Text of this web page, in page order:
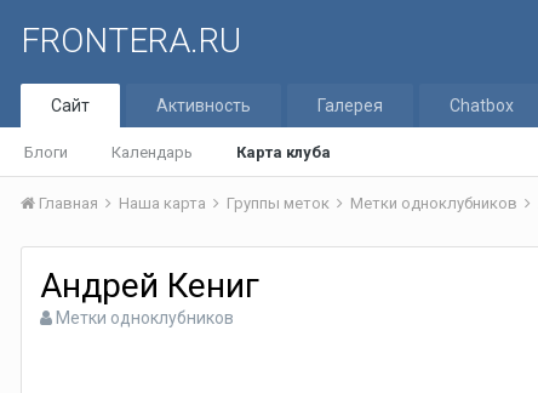
FRONTERA.RU
Сайт
Блоги Календарь Карта клуба
Активность Галерея Chatbox
Главная Наша карта Группы меток Метки одноклубников
Андрей Кениг
Метки одноклубников